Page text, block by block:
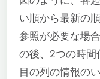
い順から最新の
参照が必要な場
の後、2つの時
目の列の情報の